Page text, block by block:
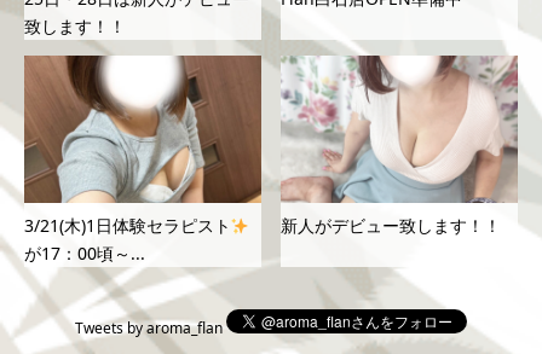
致します！！
3/21(木)1日体験セラピスト
が17：00頃～...
新人がデビュー致します！！
Tweets by aroma_flan